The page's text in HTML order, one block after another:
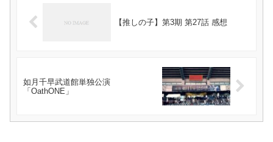
【推しの子】第3期 第27話 感想
如月千早武道館単独公演
「OathONE」